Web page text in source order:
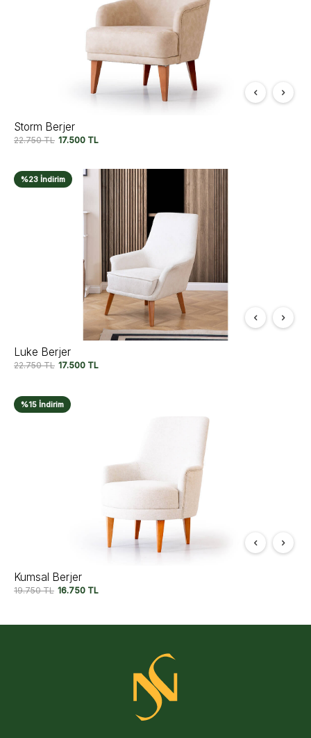
Storm Berjer
22.750TL 17.500 TL
%23 İndirim
Luke Berjer
22.750TL 17.500 TL
%15 İndirim
Kumsal Berjer
19.750TL 16.750 TL